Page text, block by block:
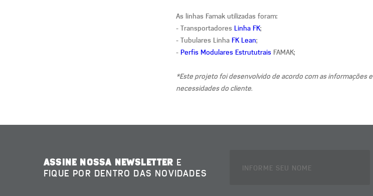
As linhas Famak utilizadas foram:
- Transportadores Linha FK;
- Tubulares Linha FK Lean;
- Perfis Modulares Estrututrais FAMAK;
*Este projeto foi desenvolvido de acordo com as informações e
necessidades do cliente.
ASSINE NOSSA NEWSLETTER E
FIQUE POR DENTRO DAS NOVIDADES